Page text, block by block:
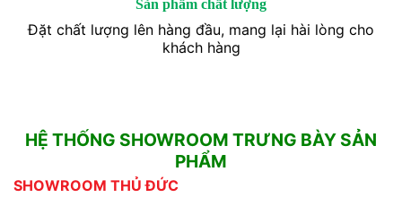
Sản phẩm chất lượng
Đặt chất lượng lên hàng đầu, mang lại hài lòng cho
khách hàng
HỆ THỐNG SHOWROOM TRƯNG BÀY SẢN
PHẨM
SHOWROOM THỦ ĐỨC